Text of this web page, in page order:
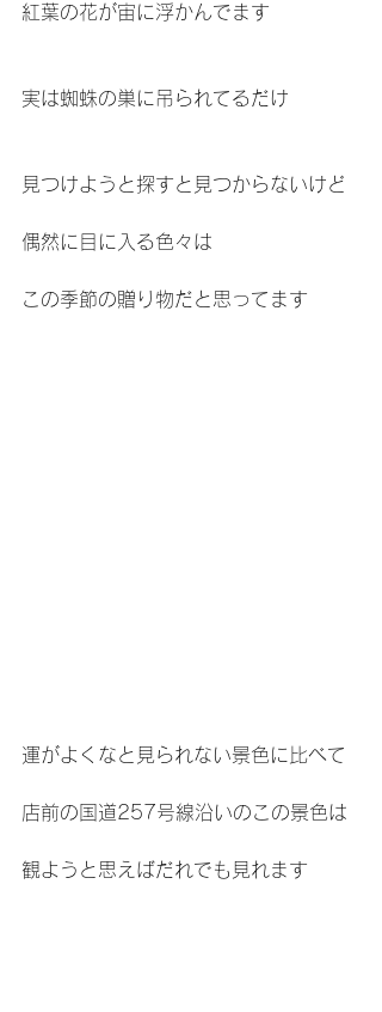
紅葉の花が宙に浮かんでます
実は蜘蛛の巣に吊られてるだけ
見つけようと探すと見つからないけど
偶然に目に入る色々は
この季節の贈り物だと思ってます
運がよくなと見られない景色に比べて
店前の国道257号線沿いのこの景色は
観ようと思えばだれでも見れます